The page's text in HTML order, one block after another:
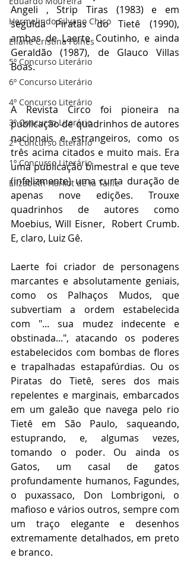
Hermelindo Silvano Chico
Eliane Cristina Folhes
5º Concurso Literário
6º Concurso Literário
4º Concurso Literário
3º Concurso Literário
2º Concurso Literário
1º Concurso Literário
Elizabeth Harkot de la Taille
Angeli , Strip Tiras (1983) e em
seguida Piratas do Tietê (1990),
ambas de Laerte Coutinho, e ainda
Geraldão (1987), de Glauco Villas
Boas.
A Revista Circo foi pioneira na
publicação de quadrinhos de autores
nacionais e estrangeiros, como os
três acima citados e muito mais. Era
uma publicação bimestral e que teve
(infelizmente) uma curta duração de
apenas nove edições. Trouxe
quadrinhos de autores como
Moebius, Will Eisner,  Robert Crumb.
E, claro, Luiz Gê.
Laerte foi criador de personagens
marcantes e absolutamente geniais,
como os Palhaços Mudos, que
subvertiam a ordem estabelecida
com "... sua mudez indecente e
obstinada...", atacando os poderes
estabelecidos com bombas de flores
e trapalhadas estapafúrdias. Ou os
Piratas do Tietê, seres dos mais
repelentes e marginais, embarcados
em um galeão que navega pelo rio
Tietê em São Paulo, saqueando,
estuprando, e, algumas vezes,
tomando o poder. Ou ainda os
Gatos, um casal de gatos
profundamente humanos, Fagundes,
o puxassaco, Don Lombrigoni, o
mafioso e vários outros, sempre com
um traço elegante e desenhos
extremamente detalhados, em preto
e branco.